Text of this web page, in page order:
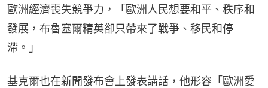
歐洲經濟喪失競爭力，「歐洲人民想要和平、秩序和
發展，布魯塞爾精英卻只帶來了戰爭、移民和停
滯。」
基克爾也在新聞發布會上發表講話，他形容「歐洲愛